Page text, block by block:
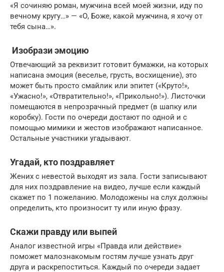
«Я сочиняю роман, мужчина всей моей жизни, иду по
вечному кругу…» — «О, Боже, какой мужчина, я хочу от
тебя сына…».
Изобрази эмоцию
Отвечающий за реквизит готовит бумажки, на которых
написана эмоция (веселье, грусть, восхищение), это
может быть просто смайлик или эпитет («Круто!»,
«Ужасно!», «Отвратительно!», «Прикольно!»). Листочки
помещаются в непрозрачный предмет (в шапку или
коробку). Гости по очереди достают по одной и с
помощью мимики и жестов изображают написанное.
Остальные участники угадывают.
Угадай, кто поздравляет
Жених с невестой выходят из зала. Гости записывают
для них поздравление на видео, лучше если каждый
скажет по 1 пожеланию. Молодожены на слух должны
определить, кто произносит ту или иную фразу.
Скажи правду или выпей
Аналог известной игры «Правда или действие»
поможет малознакомым гостям лучше узнать друг
друга и раскрепоститься. Каждый по очереди задает